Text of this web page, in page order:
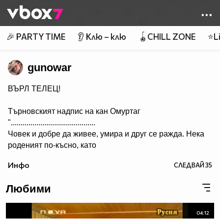
👾
🎉 PARTY TIME 👂 Клю – клю 🪀CHILL ZONE
gunowar
ВЪРЛ ТЕЛЕЦ!
Търновският надпис на кан Омуртаг
"...........................................
Човек и добре да живее, умира и друг се ражда. Нека
роденият по-късно, като
направил. А името на архонта е Омуртаг, кана сюбиги.
...........
Ceca - Juto Pile
Инфо СЛЕДВАЙ35
Любими
04:12